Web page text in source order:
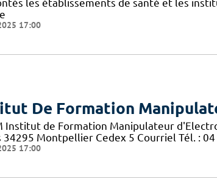
les établissements de santé et les
17:00
De Formation
Institut de Formation Manipulateur
34295 Montpellier Cedex 5 Courriel Tél. :
17:00